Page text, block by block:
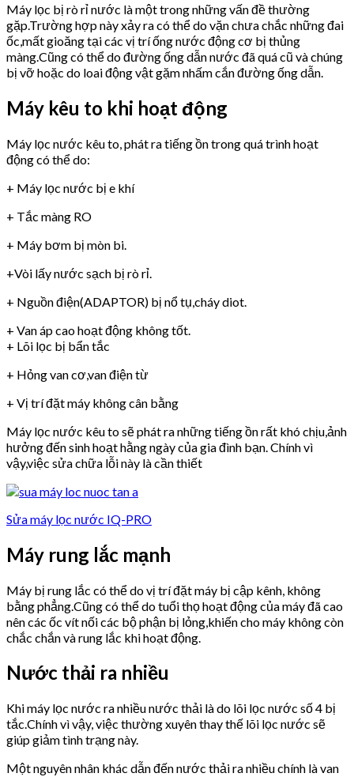
Máy lọc bị rò rỉ nước là một trong những vấn đề thường
gặp.Trường hợp này xảy ra có thể do vặn chưa chắc những đai
ốc,mất gioăng tại các vị trí ống nước động cơ bị thủng
màng.Cũng có thể do đường ống dẫn nước đã quá cũ và chúng
bị vỡ hoặc do loai động vật gặm nhấm cắn đường ống dẫn.
Máy kêu to khi hoạt động
Máy lọc nước kêu to, phát ra tiếng ồn trong quá trình hoạt
động có thể do:
+ Máy lọc nước bị e khí
+ Tắc màng RO
+ Máy bơm bị mòn bi.
+Vòi lấy nước sạch bị rò rỉ.
+ Nguồn điện(ADAPTOR) bị nổ tụ,cháy diot.
+ Van áp cao hoạt động không tốt.
+ Lõi lọc bị bẩn tắc
+ Hỏng van cơ,van điện từ
+ Vị trí đặt máy không cân bằng
Máy lọc nước kêu to sẽ phát ra những tiếng ồn rất khó chịu,ảnh
hưởng đến sinh hoạt hằng ngày của gia đình bạn. Chính vì
vậy,việc sửa chữa lỗi này là cần thiết
Sửa máy lọc nước IQ-PRO
Máy rung lắc mạnh
Máy bị rung lắc có thể do vị trí đặt máy bị cập kênh, không
bằng phẳng.Cũng có thể do tuổi thọ hoạt động của máy đã cao
nên các ốc vít nối các bộ phận bị lỏng,khiến cho máy không còn
chắc chắn và rung lắc khi hoạt động.
Nước thải ra nhiều
Khi máy lọc nước ra nhiều nước thải là do lõi lọc nước số 4 bị
tắc.Chính vì vậy, việc thường xuyên thay thế lõi lọc nước sẽ
giúp giảm tình trạng này.
Một nguyên nhân khác dẫn đến nước thải ra nhiều chính là van